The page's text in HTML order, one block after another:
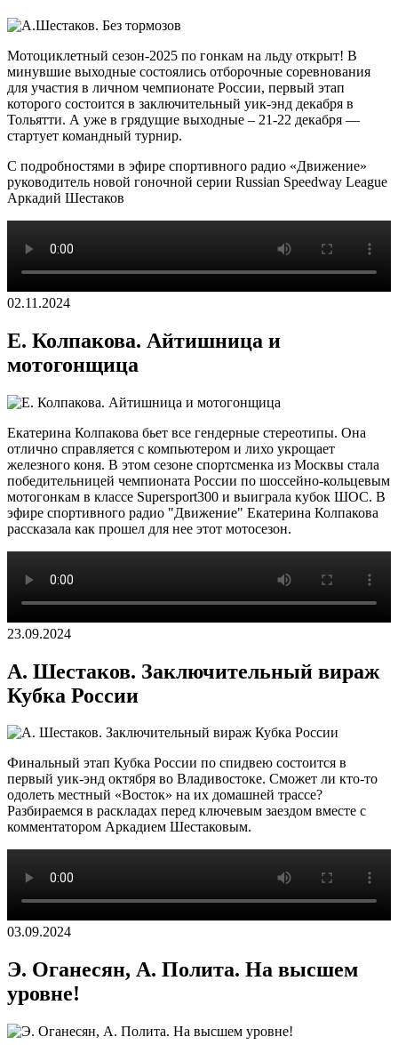
Мотоциклетный сезон-2025 по гонкам на льду открыт! В
минувшие выходные состоялись отборочные соревнования
для участия в личном чемпионате России, первый этап
которого состоится в заключительный уик-энд декабря в
Тольятти. А уже в грядущие выходные – 21-22 декабря —
стартует командный турнир.
С подробностями в эфире спортивного радио «Движение»
руководитель новой гоночной серии Russian Speedway League
Аркадий Шестаков
02.11.2024
Е. Колпакова. Айтишница и
мотогонщица
Екатерина Колпакова бьет все гендерные стереотипы. Она
отлично справляется с компьютером и лихо укрощает
железного коня. В этом сезоне спортсменка из Москвы стала
победительницей чемпионата России по шоссейно-кольцевым
мотогонкам в классе Supersport300 и выиграла кубок ШОС. В
эфире спортивного радио "Движение" Екатерина Колпакова
рассказала как прошел для нее этот мотосезон.
23.09.2024
А. Шестаков. Заключительный вираж
Кубка России
Финальный этап Кубка России по спидвею состоится в
первый уик-энд октября во Владивостоке. Сможет ли кто-то
одолеть местный «Восток» на их домашней трассе?
Разбираемся в раскладах перед ключевым заездом вместе с
комментатором Аркадием Шестаковым.
03.09.2024
Э. Оганесян, А. Полита. На высшем
уровне!